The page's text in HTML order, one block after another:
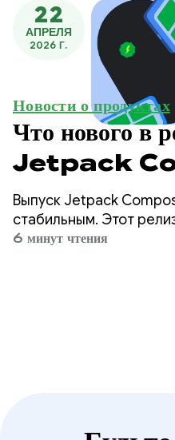
22
АПРЕЛЯ
2026 Г.
Новости о продуктах
Что нового в
Jetpack
апреля 2026
Выпуск Jetpack
стабильным. Этот
основных модулей
6 минут чтения